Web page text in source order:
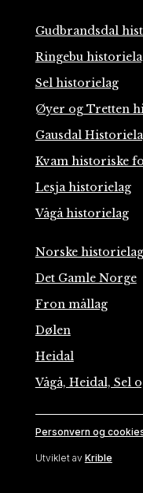
Gudbrandsdal
Ringebu
Sel historielag
Øyer og Tretten
Gausdal
Kvam historiske
Lesja historielag
Vågå historielag
Norske historielag
Det Gamle Norge
Fron mållag
Dølen
Heidal
Vågå, Heidal, Sel
Personvern og
Utviklet av Krible